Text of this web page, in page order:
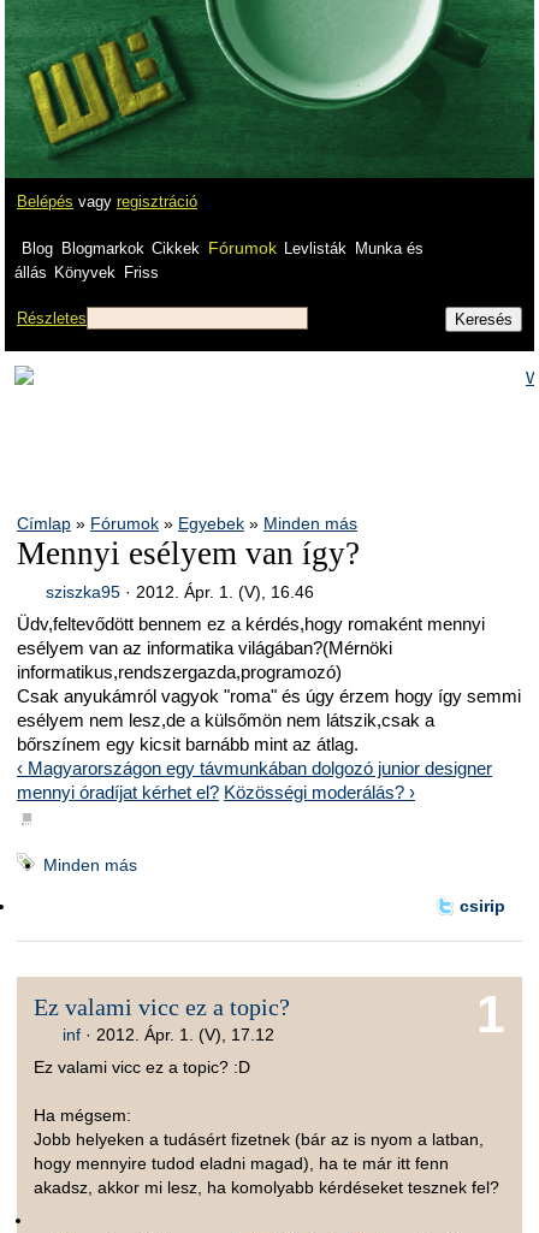
Belépés vagy regisztráció
Blog Blogmarkok Cikkek Fórumok Levlisták
Munka és
állás Könyvek Friss
Részletes
Címlap » Fórumok » Egyebek » Minden más
Mennyi esélyem van így?
sziszka95· 2012. Ápr. 1. (V), 16.46
Üdv,feltevődött bennem ez a kérdés,hogy romaként mennyi
esélyem van az informatika világában?(Mérnöki
informatikus,rendszergazda,programozó)
Csak anyukámról vagyok "roma" és úgy érzem hogy így semmi
esélyem nem lesz,de a külsőmön nem látszik,csak a
bőrszínem egy kicsit barnább mint az átlag.
‹ Magyarországon egy távmunkában dolgozó junior designer
mennyi óradíjat kérhet el? Közösségi moderálás? ›
■
Minden más
csirip
1
Ez valami vicc ez a topic?
inf · 2012. Ápr. 1. (V), 17.12
Ez valami vicc ez a topic? :D
Ha mégsem:
Jobb helyeken a tudásért fizetnek (bár az is nyom a latban,
hogy mennyire tudod eladni magad), ha te már itt fenn
akadsz, akkor mi lesz, ha komolyabb kérdéseket tesznek fel?